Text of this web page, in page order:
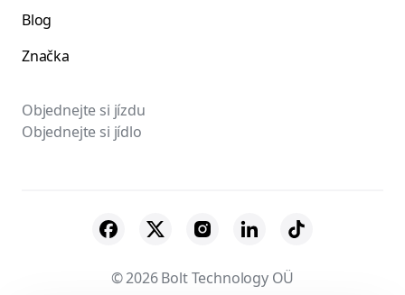
Blog
Značka
Objednejte si jízdu
Objednejte si jídlo
© 2026 Bolt Technology OÜ